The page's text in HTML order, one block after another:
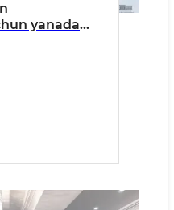
yanada